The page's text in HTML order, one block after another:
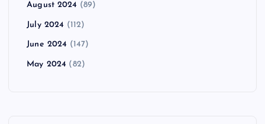
August 2024 (89)
July 2024 (112)
June 2024 (147)
May 2024 (82)